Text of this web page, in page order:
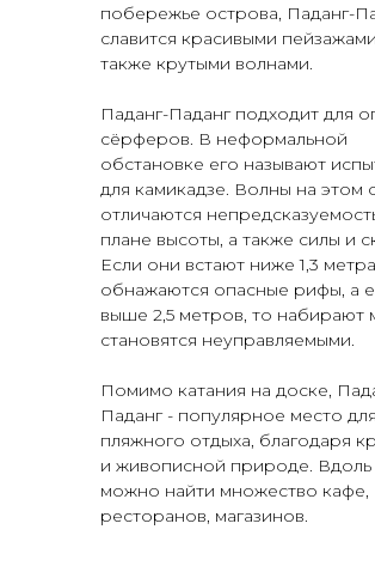
побережье острова, Паданг-
славится красивыми
также крутыми волнами.
Паданг-Паданг подходит для
сёрферов. В неформальной
обстановке его называют
для камикадзе. Волны на этом
отличаются
плане высоты, а также силы и
Если они встают ниже 1,3
обнажаются опасные рифы, а
выше 2,5 метров, то набирают
становятся неуправляемыми.
Помимо катания на доске,
Паданг - популярное место для
пляжного отдыха, благодаря
и живописной природе. Вдоль
можно найти множество кафе,
ресторанов, магазинов.